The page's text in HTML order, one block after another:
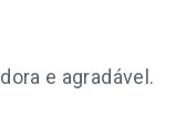
e agradável.